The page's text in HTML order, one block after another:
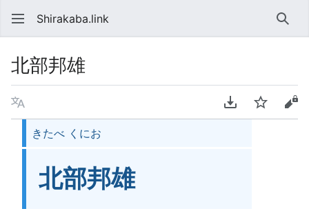
Shirakaba.link 検索
北部邦雄
言語 PDFをダウンロ
ウォッチソ
きたべ くにお
北部邦雄